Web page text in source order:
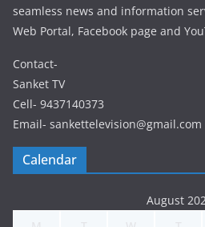
seamless news and information
Web Portal, Facebook page and
Contact-
Sanket TV
Cell- 9437140373
Email- sankettelevision@gmail.com
Calendar
August